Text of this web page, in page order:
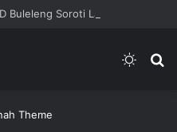
Switch